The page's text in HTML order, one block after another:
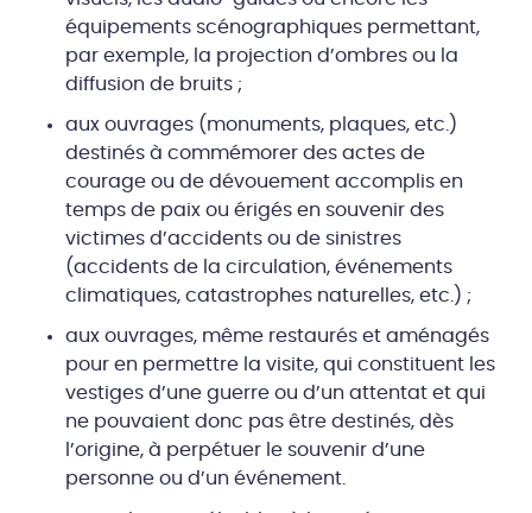
équipements scénographiques permettant,
par exemple, la projection d’ombres ou la
diffusion de bruits ;
aux ouvrages (monuments, plaques, etc.)
destinés à commémorer des actes de
courage ou de dévouement accomplis en
temps de paix ou érigés en souvenir des
victimes d’accidents ou de sinistres
(accidents de la circulation, événements
climatiques, catastrophes naturelles, etc.) ;
aux ouvrages, même restaurés et aménagés
pour en permettre la visite, qui constituent les
vestiges d’une guerre ou d’un attentat et qui
ne pouvaient donc pas être destinés, dès
l’origine, à perpétuer le souvenir d’une
personne ou d’un événement.